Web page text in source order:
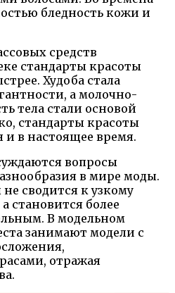
бледность кожи и
средств
стандарты красоты
Худоба стала
а молочно-
тела стали основой
стандарты красоты
в настоящее время.
вопросы
в мире моды.
сводится к узкому
становится более
В модельном
занимают модели с
отражая